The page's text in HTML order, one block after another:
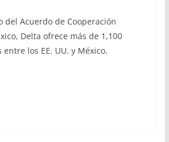
del Acuerdo de Cooperación
Delta ofrece más de 1,100
los EE. UU. y México.